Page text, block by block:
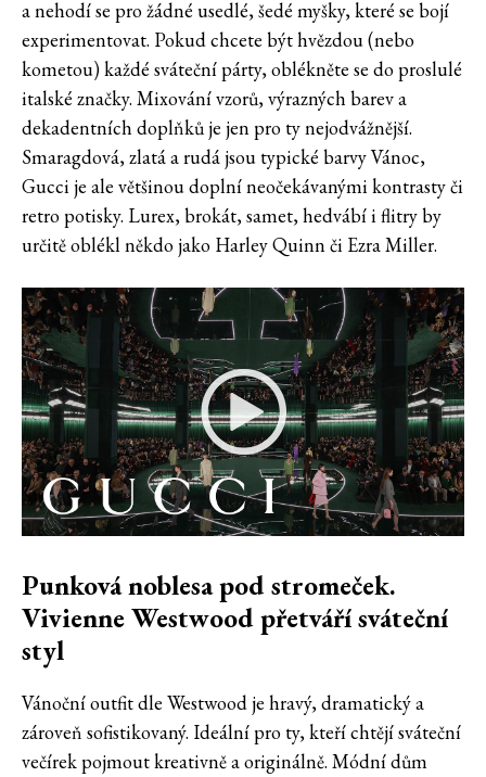
a nehodí se pro žádné usedlé, šedé myšky, které se bojí
experimentovat. Pokud chcete být hvězdou (nebo
kometou) každé sváteční párty, oblékněte se do proslulé
italské značky. Mixování vzorů, výrazných barev a
dekadentních doplňků je jen pro ty nejodvážnější.
Smaragdová, zlatá a rudá jsou typické barvy Vánoc,
Gucci je ale většinou doplní neočekávanými kontrasty či
retro potisky. Lurex, brokát, samet, hedvábí i flitry by
určitě oblékl někdo jako Harley Quinn či Ezra Miller.
Punková noblesa pod stromeček.
Vivienne Westwood přetváří sváteční
styl
Vánoční outfit dle Westwood je hravý, dramatický a
zároveň sofistikovaný. Ideální pro ty, kteří chtějí sváteční
večírek pojmout kreativně a originálně. Módní dům